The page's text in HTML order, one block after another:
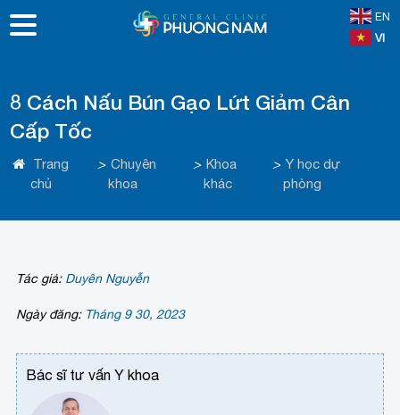
EN
VI
8 Cách Nấu Bún Gạo Lứt Giảm Cân
Cấp Tốc
Trang
chủ
> Chuyên
khoa
> Khoa
khác
> Y học dự
phòng
Tác giả: Duyên Nguyễn
Ngày đăng: Tháng 9 30, 2023
Bác sĩ tư vấn Y khoa